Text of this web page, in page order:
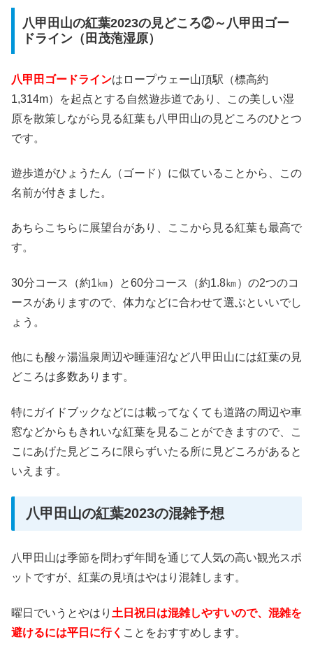
八甲田山の紅葉2023の見どころ②～八甲田ゴー
ドライン（田茂萢湿原）
八甲田ゴードラインはロープウェー山頂駅（標高約
1,314m）を起点とする自然遊歩道であり、この美しい湿
原を散策しながら見る紅葉も八甲田山の見どころのひとつ
です。
遊歩道がひょうたん（ゴード）に似ていることから、この
名前が付きました。
あちらこちらに展望台があり、ここから見る紅葉も最高で
す。
30分コース（約1㎞）と60分コース（約1.8㎞）の2つのコ
ースがありますので、体力などに合わせて選ぶといいでし
ょう。
他にも酸ヶ湯温泉周辺や睡蓮沼など八甲田山には紅葉の見
どころは多数あります。
特にガイドブックなどには載ってなくても道路の周辺や車
窓などからもきれいな紅葉を見ることができますので、こ
こにあげた見どころに限らずいたる所に見どころがあると
いえます。
八甲田山の紅葉2023の混雑予想
八甲田山は季節を問わず年間を通じて人気の高い観光スポ
ットですが、紅葉の見頃はやはり混雑します。
曜日でいうとやはり 土日祝日は混雑しやすいので、混雑を
避けるには平日に行く ことをおすすめします。